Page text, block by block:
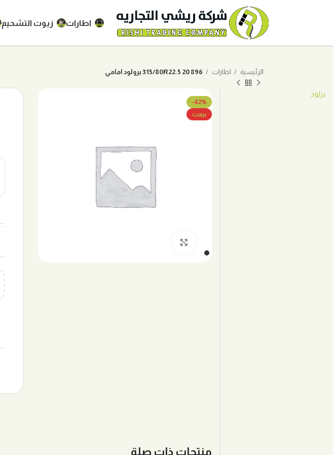
اطارات زيوت التشحيم
الرئيسية اطارات 315/80R22.5 20 896 برولود امامي
-42%
بيعت
منتجات ذات صلة
برلود